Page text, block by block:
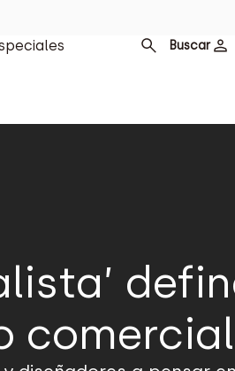
Buscar
comercial